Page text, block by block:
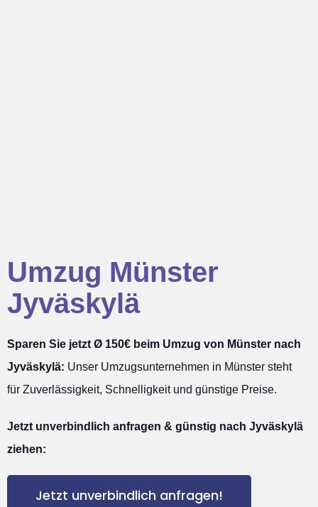
Umzug Münster
Jyväskylä
Sparen Sie jetzt Ø 150€ beim Umzug von Münster nach
Jyväskylä: Unser Umzugsunternehmen in Münster steht
für Zuverlässigkeit, Schnelligkeit und günstige Preise.
Jetzt unverbindlich anfragen & günstig nach Jyväskylä
ziehen:
Jetzt unverbindlich anfragen!